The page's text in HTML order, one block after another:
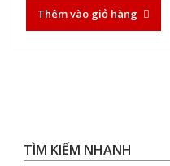
là:
590.000₫.
tại
là:
Thêm vào giỏ hàng
TÌM KIẾM NHANH